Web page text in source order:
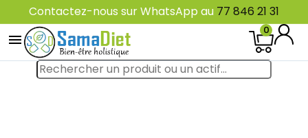
Contactez-nous sur WhatsApp au 77 846 21 31

0